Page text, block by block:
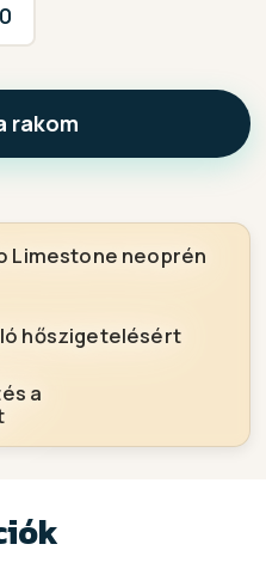
rakom
Limestone neoprén
hőszigetelésért
a